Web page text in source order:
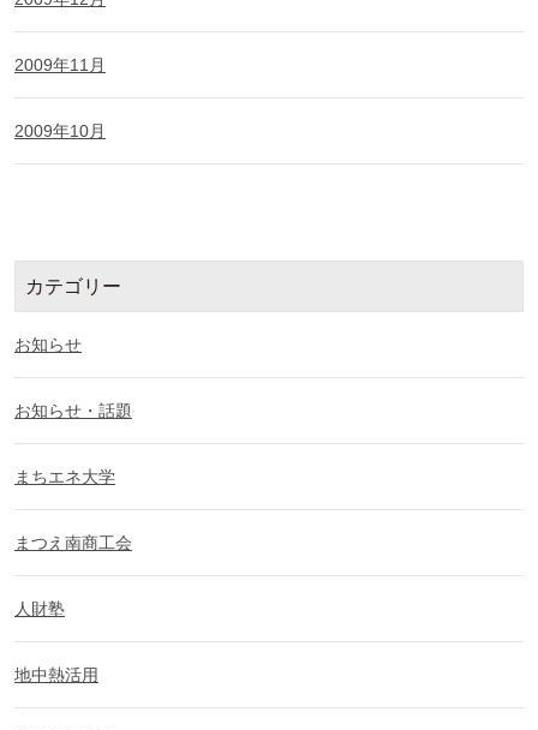
2009年11月
2009年10月
カテゴリー
お知らせ
お知らせ・話題
まちエネ大学
まつえ南商工会
人財塾
地中熱活用